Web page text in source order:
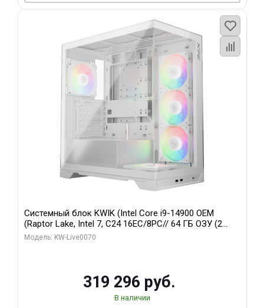
Системный блок KWIK (Intel Core i9-14900 OEM
(Raptor Lake, Intel 7, C24 16EC/8PC// 64 ГБ ОЗУ (2
модуля)/ Gigabyte RTX5080 XTREME WATERFORCE
Модель: KW-Live0070
319 296 руб.
В наличии